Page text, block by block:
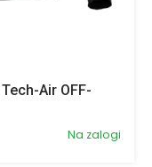
Air OFF-
Na zalogi